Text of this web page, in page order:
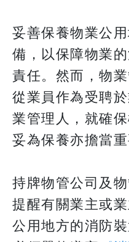
妥善保養物業公
備，以保障物業
責任。然而，物
從業員作為受聘
業管理人，就確
妥為保養亦擔當重
持牌物管公司及
提醒有關業主或
公用地方的消防